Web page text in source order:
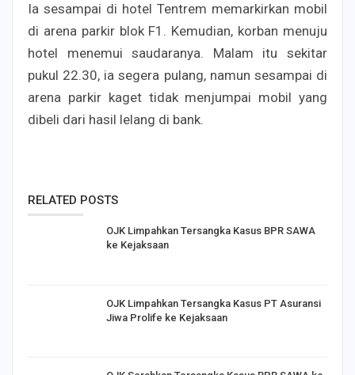
Ia sesampai di hotel Tentrem memarkirkan mobil
di arena parkir blok F1. Kemudian, korban menuju
hotel menemui saudaranya. Malam itu sekitar
pukul 22.30, ia segera pulang, namun sesampai di
arena parkir kaget tidak menjumpai mobil yang
dibeli dari hasil lelang di bank.
RELATED POSTS
OJK Limpahkan Tersangka Kasus BPR SAWA
ke Kejaksaan
OJK Limpahkan Tersangka Kasus PT Asuransi
Jiwa Prolife ke Kejaksaan